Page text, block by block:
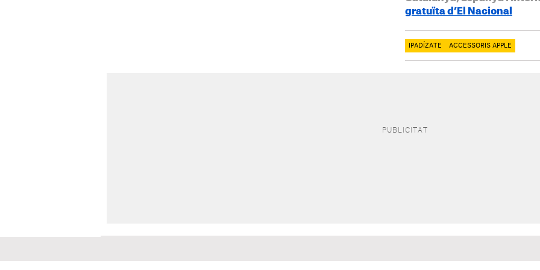
gratuïta d’El Nacional
IPADÍZATE ACCESSORIS APPLE